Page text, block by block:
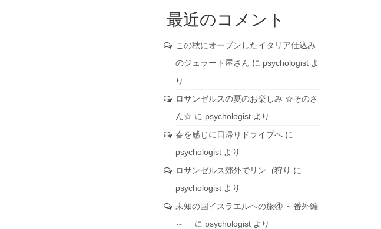
最近のコメント
この秋にオープンしたイタリア仕込み
のジェラート屋さん に psychologistよ
り
ロサンゼルスの夏のお楽しみ ☆そのさ
ん☆ に psychologistより
春を感じに日帰りドライブへに
psychologistより
ロサンゼルス郊外でリンゴ狩り に
psychologistより
未知の国イスラエルへの旅④ ～番外編
～
に psychologistより